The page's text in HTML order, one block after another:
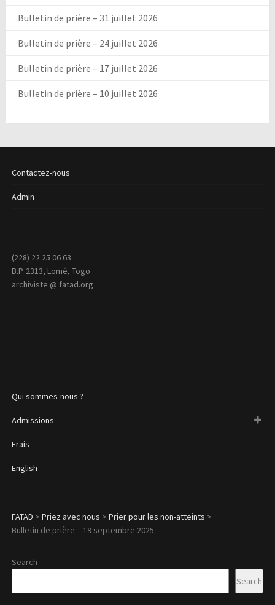
Bulletin de prière – 31 juillet 2026
Bulletin de prière – 24 juillet 2026
Bulletin de prière – 17 juillet 2026
Bulletin de prière – 10 juillet 2026
Contactez-nous
Admin
(228) 22 25 06 63
B.P. 2313, Lomé, Togo
archiviste @ fatad.org
Qui sommes-nous ?
Admissions
Frais
English
FATAD > Priez avec nous > Prier pour les non-atteints >
Bulletin de prière – 19 septembre 2025
Search
Search